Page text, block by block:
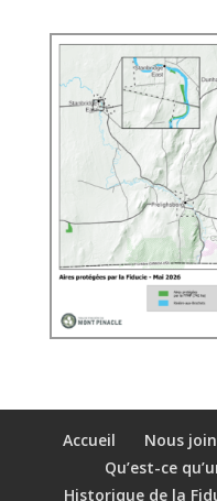
Accueil Nous
Qu’est-ce
Historique de la